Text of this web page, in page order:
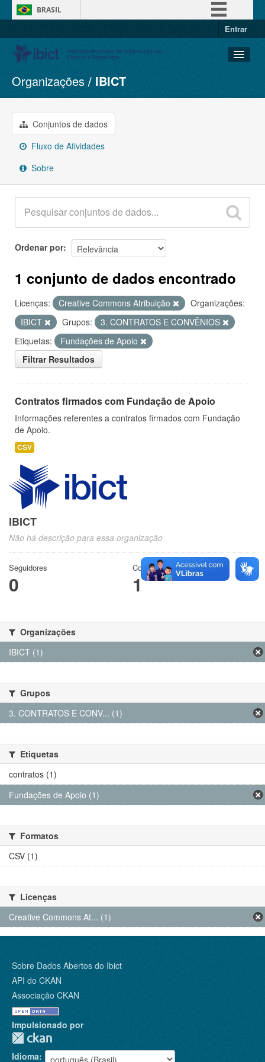
BRASIL
Entrar
Conjuntos de dados
Organizações
Grupos
Sobre
Organizações IBICT
Conjuntos de dados
Fluxo de Atividades
Sobre
Ordenar por
1 conjunto de dados encontrado
Licenças: Creative Commons Atribuição
Organizações:
IBICT
Grupos:
3. CONTRATOS E CONVÊNIOS
Etiquetas:
Fundações de Apoio
Filtrar Resultados
Contratos firmados com Fundação de Apoio
Informações referentes a contratos firmados com Fundação
de Apoio.
CSV
IBICT
Não há descrição para essa organização
Seguidores
0
Conjuntos de dados
1
Organizações
IBICT (1)
Grupos
3. CONTRATOS E CONV... (1)
Etiquetas
contratos (1)
Fundações de Apoio (1)
Formatos
CSV (1)
Licenças
Creative Commons At... (1)
Sobre Dados Abertos do Ibict
API do CKAN
Associação CKAN
Impulsionado por
Idioma